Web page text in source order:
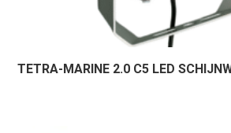
TETRA-MARINE 2.0 C5 LED